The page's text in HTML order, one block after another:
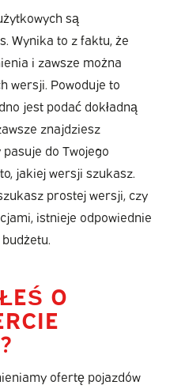
są
Wynika to z faktu, że
i zawsze można
wersji. Powoduje to
jest podać dokładną
znajdziesz
do Twojego
jakiej wersji szukasz.
prostej wersji, czy
istnieje odpowiednie
O
ofertę pojazdów